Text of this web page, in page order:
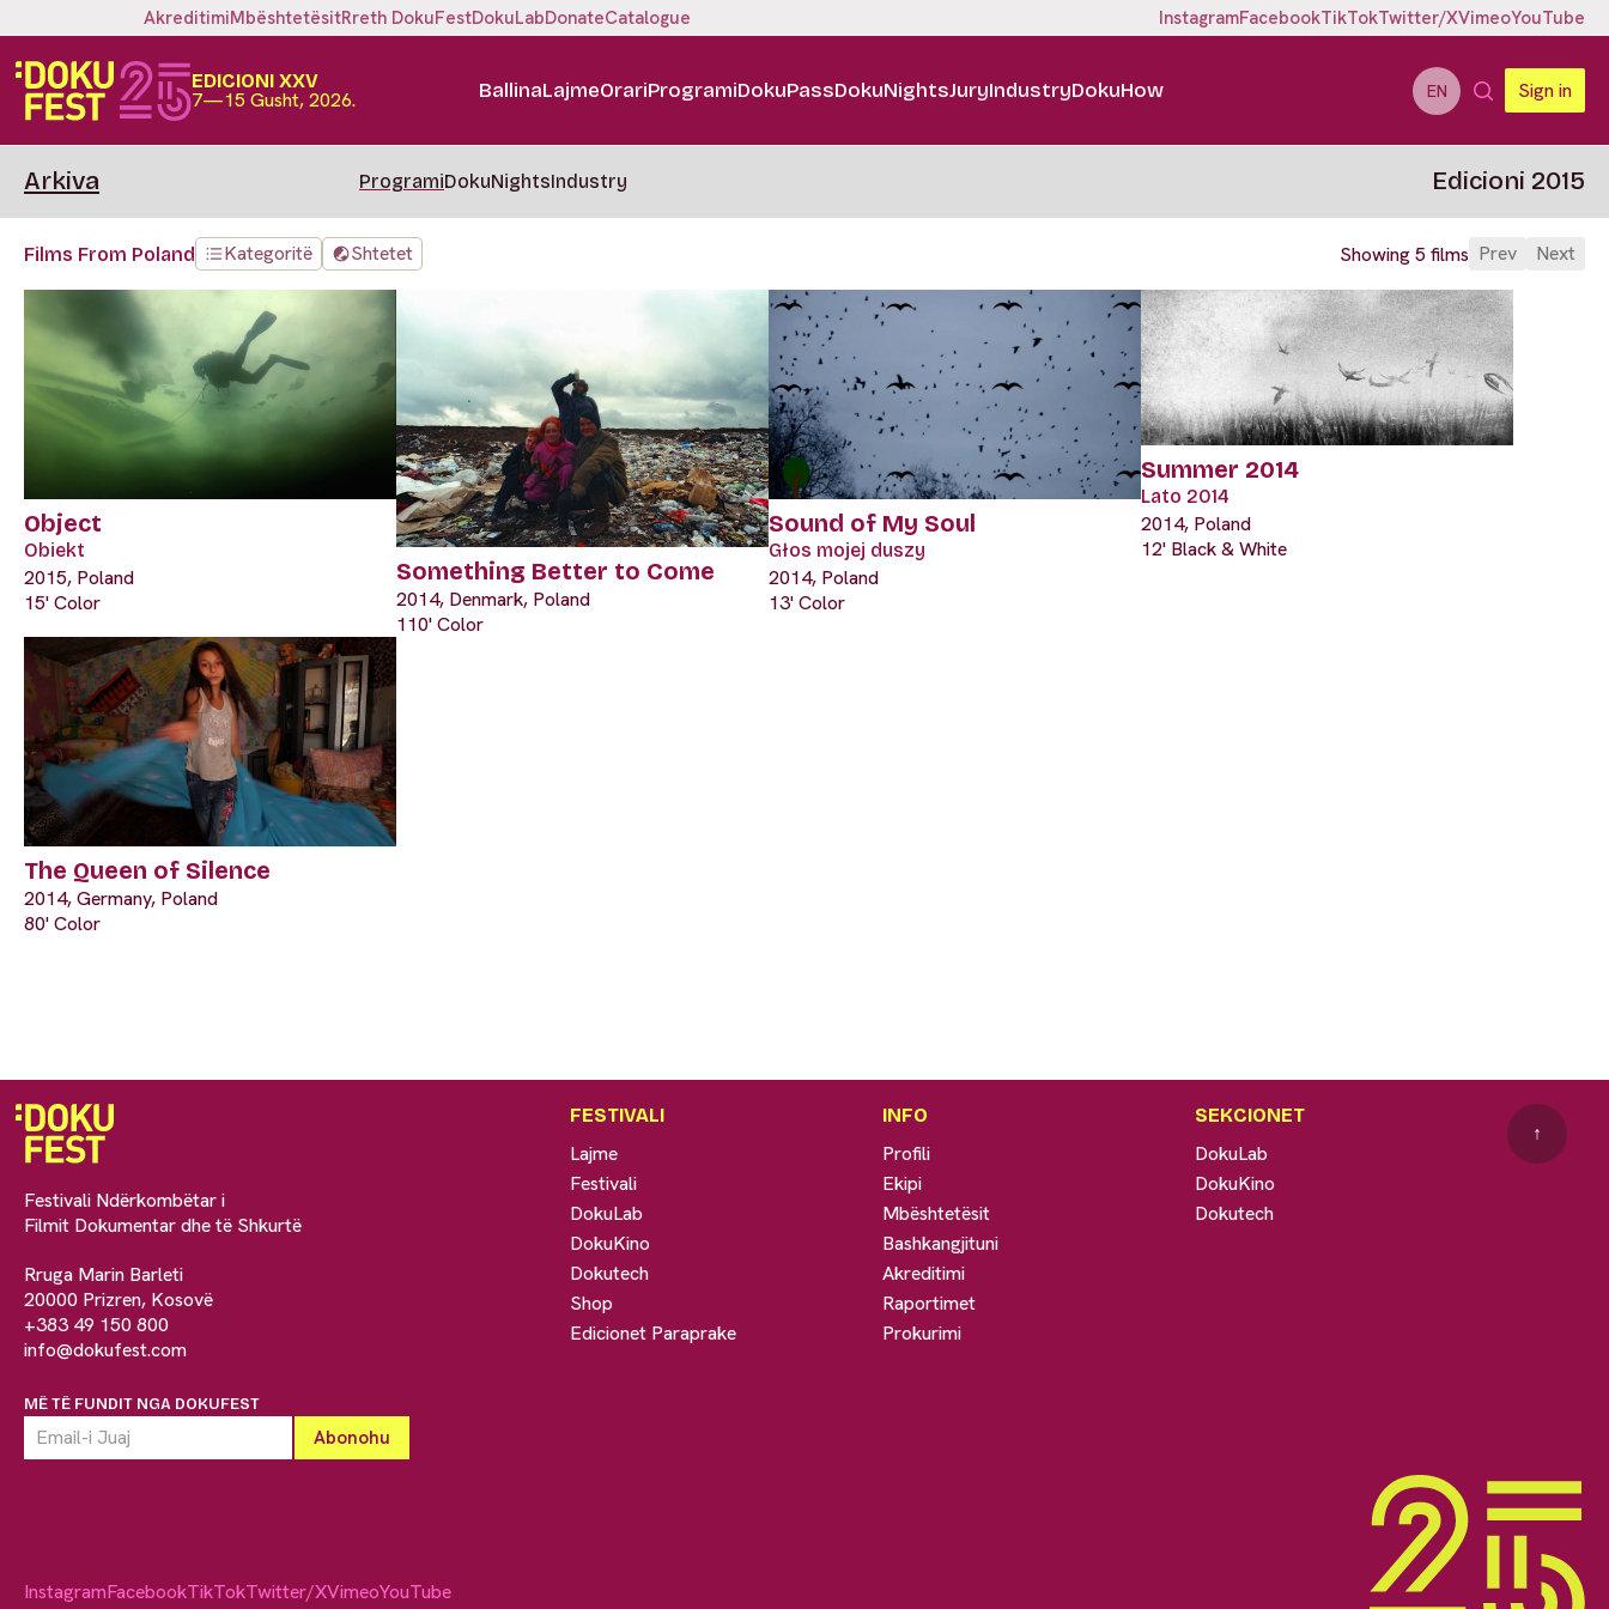
AkreditimiMbështetësitRreth DokuFestDokuLabDonateCatalogue InstagramFacebookTikTokTwitter/XVimeoYouTube
EDICIONI XXV
7—15 Gusht, 2026. BallinaLajmeOrariProgramiDokuPassDokuNightsJuryIndustryDokuHow EN Sign in
Arkiva ProgramiDokuNightsIndustry Edicioni 2015
Films From Poland Kategoritë Shtetet Showing 5 films Prev Next
Object
Obiekt
2015, Poland
15' Color
Something Better to Come
2014, Denmark, Poland
110' Color
Sound of My Soul
Głos mojej duszy
2014, Poland
13' Color
Summer 2014
Lato 2014
2014, Poland
12' Black & White
The Queen of Silence
2014, Germany, Poland
80' Color
Festivali Ndërkombëtar i
Filmit Dokumentar dhe të Shkurtë
Rruga Marin Barleti
20000 Prizren, Kosovë
+383 49 150 800
info@dokufest.com
MË TË FUNDIT NGA DOKUFEST
FESTIVALI
Lajme
Festivali
DokuLab
DokuKino
Dokutech
Shop
Edicionet Paraprake
INFO
Profili
Ekipi
Mbështetësit
Bashkangjituni
Akreditimi
Raportimet
Prokurimi
SEKCIONET
DokuLab
DokuKino
Dokutech
↑
InstagramFacebookTikTokTwitter/XVimeoYouTube